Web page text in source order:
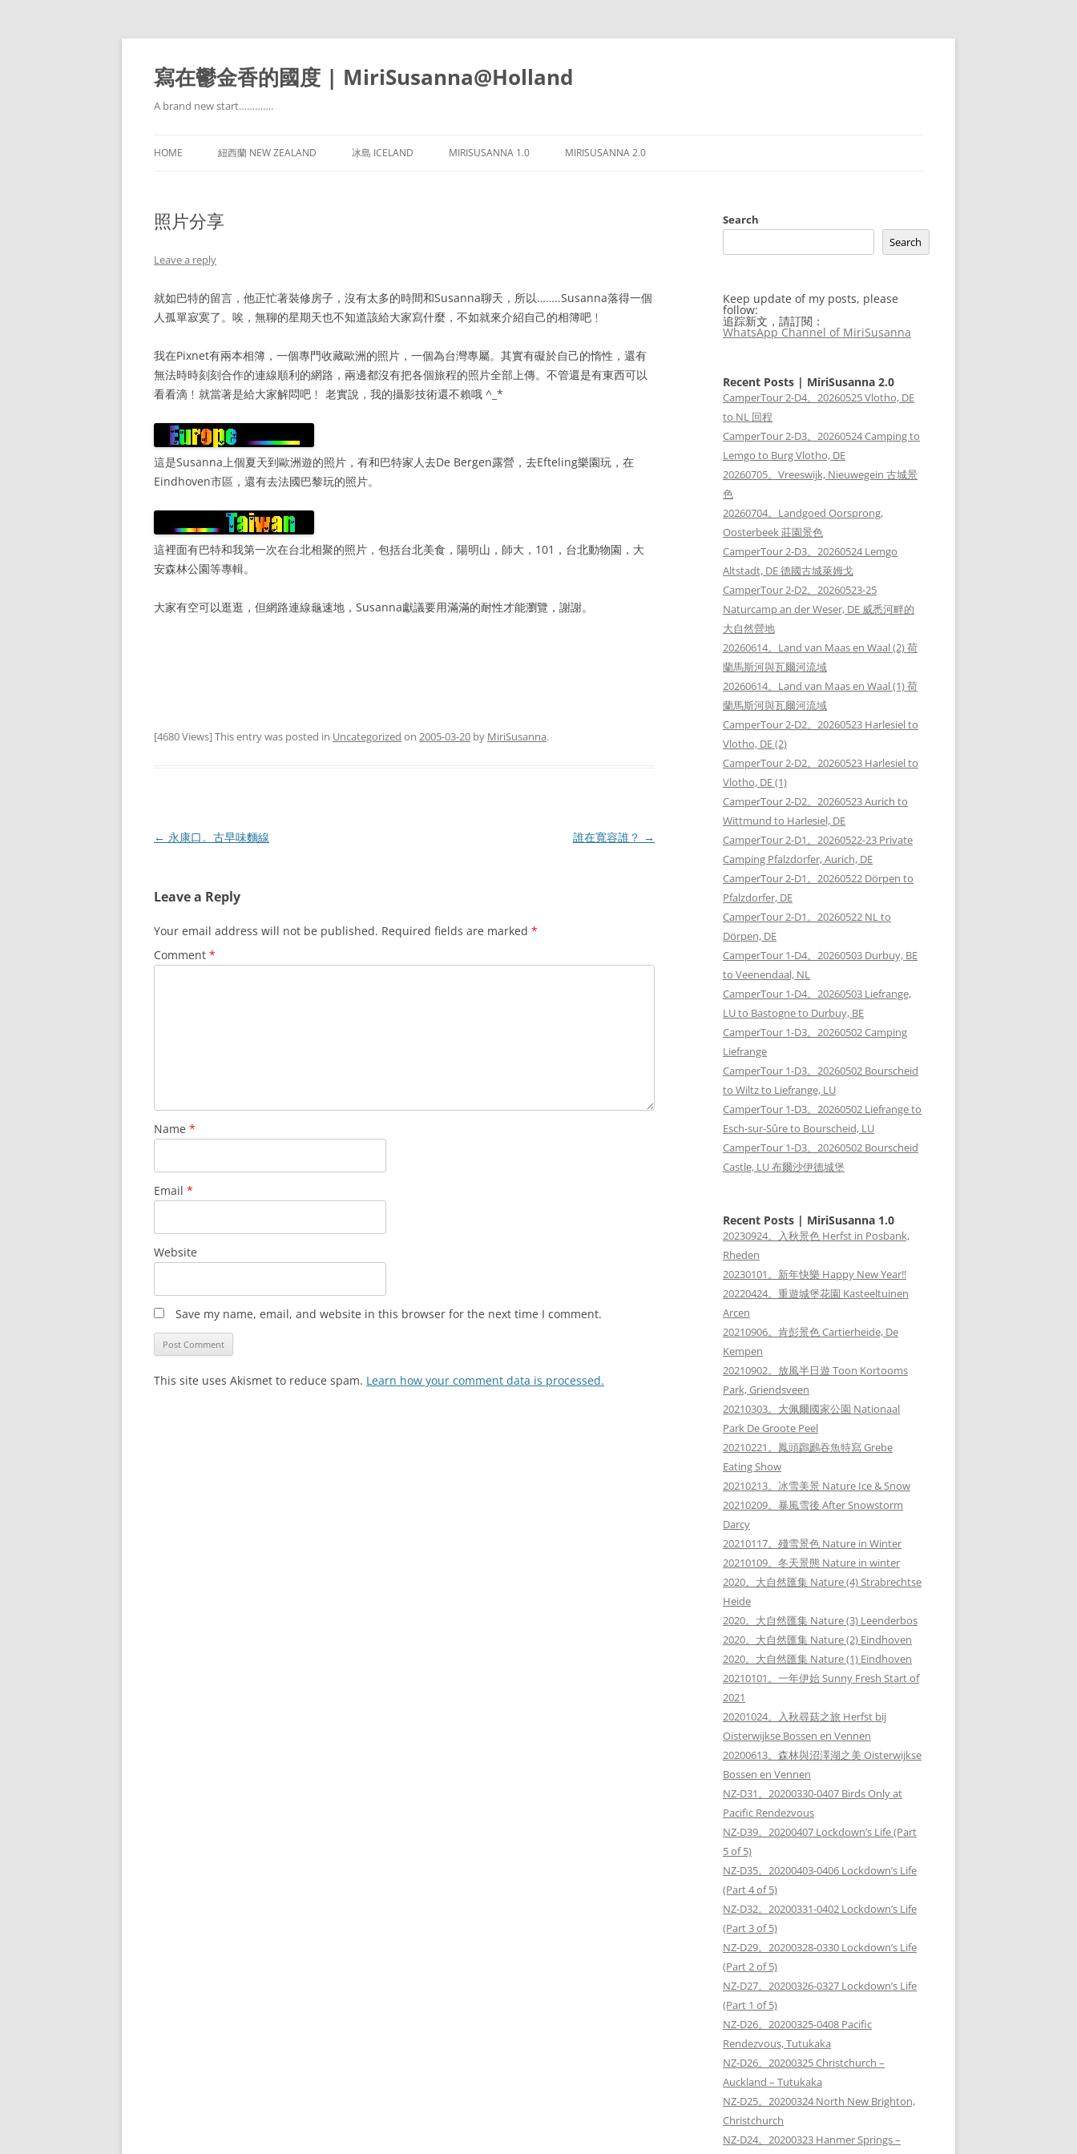
寫在鬱金香的國度 | MiriSusanna@Holland
A brand new start………….
HOME 紐西蘭 NEW ZEALAND 冰島 ICELAND MIRISUSANNA 1.0 MIRISUSANNA 2.0
照片分享
Leave a reply
就如巴特的留言，他正忙著裝修房子，沒有太多的時間和Susanna聊天，所以……..Susanna落得一個
人孤單寂寞了。唉，無聊的星期天也不知道該給大家寫什麼，不如就來介紹自己的相簿吧﹗
我在Pixnet有兩本相簿，一個專門收藏歐洲的照片，一個為台灣專屬。其實有礙於自己的惰性，還有
無法時時刻刻合作的連線順利的網路，兩邊都沒有把各個旅程的照片全部上傳。不管還是有東西可以
看看滴﹗就當著是給大家解悶吧﹗ 老實說，我的攝影技術還不賴哦 ^_*
這是Susanna上個夏天到歐洲遊的照片，有和巴特家人去De Bergen露營，去Efteling樂園玩，在
Eindhoven市區，還有去法國巴黎玩的照片。
這裡面有巴特和我第一次在台北相聚的照片，包括台北美食，陽明山，師大，101，台北動物園，大
安森林公園等專輯。
大家有空可以逛逛，但網路連線龜速地，Susanna獻議要用滿滿的耐性才能瀏覽，謝謝。
[4680 Views] This entry was posted in Uncategorized on 2005-03-20 by MiriSusanna.
Post
← 永康口。古早味麵線 誰在寬容誰？ →
Leave a Reply
Your email address will not be published. Required fields are marked *
Comment *
Name *
Email *
Website
Save my name, email, and website in this browser for the next time I comment.
This site uses Akismet to reduce spam. Learn how your comment data is processed.
Search
Search
Keep update of my posts, please
follow:
追踪新文，請訂閱：
WhatsApp Channel of MiriSusanna
Recent Posts | MiriSusanna 2.0
CamperTour 2-D4。20260525 Vlotho, DE
to NL 回程
CamperTour 2-D3。20260524 Camping to
Lemgo to Burg Vlotho, DE
20260705。Vreeswijk, Nieuwegein 古城景
色
20260704。Landgoed Oorsprong,
Oosterbeek 莊園景色
CamperTour 2-D3。20260524 Lemgo
Altstadt, DE 德國古城萊姆戈
CamperTour 2-D2。20260523-25
Naturcamp an der Weser, DE 威悉河畔的
大自然營地
20260614。Land van Maas en Waal (2) 荷
蘭馬斯河與瓦爾河流域
20260614。Land van Maas en Waal (1) 荷
蘭馬斯河與瓦爾河流域
CamperTour 2-D2。20260523 Harlesiel to
Vlotho, DE (2)
CamperTour 2-D2。20260523 Harlesiel to
Vlotho, DE (1)
CamperTour 2-D2。20260523 Aurich to
Wittmund to Harlesiel, DE
CamperTour 2-D1。20260522-23 Private
Camping Pfalzdorfer, Aurich, DE
CamperTour 2-D1。20260522 Dörpen to
Pfalzdorfer, DE
CamperTour 2-D1。20260522 NL to
Dörpen, DE
CamperTour 1-D4。20260503 Durbuy, BE
to Veenendaal, NL
CamperTour 1-D4。20260503 Liefrange,
LU to Bastogne to Durbuy, BE
CamperTour 1-D3。20260502 Camping
Liefrange
CamperTour 1-D3。20260502 Bourscheid
to Wiltz to Liefrange, LU
CamperTour 1-D3。20260502 Liefrange to
Esch-sur-Sûre to Bourscheid, LU
CamperTour 1-D3。20260502 Bourscheid
Castle, LU 布爾沙伊德城堡
Recent Posts | MiriSusanna 1.0
20230924。入秋景色 Herfst in Posbank,
Rheden
20230101。新年快樂 Happy New Year!!
20220424。重遊城堡花園 Kasteeltuinen
Arcen
20210906。肯彭景色 Cartierheide, De
Kempen
20210902。放風半日遊 Toon Kortooms
Park, Griendsveen
20210303。大佩爾國家公園 Nationaal
Park De Groote Peel
20210221。鳳頭鸊鷉吞魚特寫 Grebe
Eating Show
20210213。冰雪美景 Nature Ice & Snow
20210209。暴風雪後 After Snowstorm
Darcy
20210117。殘雪景色 Nature in Winter
20210109。冬天景態 Nature in winter
2020。大自然匯集 Nature (4) Strabrechtse
Heide
2020。大自然匯集 Nature (3) Leenderbos
2020。大自然匯集 Nature (2) Eindhoven
2020。大自然匯集 Nature (1) Eindhoven
20210101。一年伊始 Sunny Fresh Start of
2021
20201024。入秋尋菇之旅 Herfst bij
Oisterwijkse Bossen en Vennen
20200613。森林與沼澤湖之美 Oisterwijkse
Bossen en Vennen
NZ-D31。20200330-0407 Birds Only at
Pacific Rendezvous
NZ-D39。20200407 Lockdown’s Life (Part
5 of 5)
NZ-D35。20200403-0406 Lockdown’s Life
(Part 4 of 5)
NZ-D32。20200331-0402 Lockdown’s Life
(Part 3 of 5)
NZ-D29。20200328-0330 Lockdown’s Life
(Part 2 of 5)
NZ-D27。20200326-0327 Lockdown’s Life
(Part 1 of 5)
NZ-D26。20200325-0408 Pacific
Rendezvous, Tutukaka
NZ-D26。20200325 Christchurch –
Auckland – Tutukaka
NZ-D25。20200324 North New Brighton,
Christchurch
NZ-D24。20200323 Hanmer Springs –